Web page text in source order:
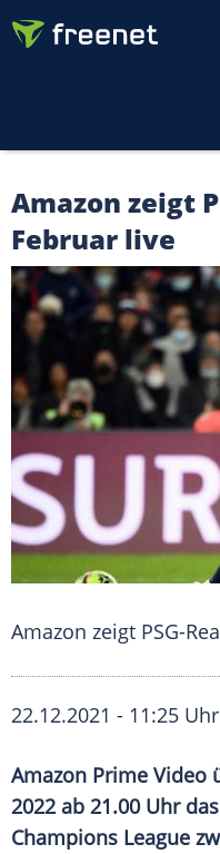
Amazon zeigt
Februar live
Amazon zeigt PSG-
22.12.2021 - 11:25 Uhr
Amazon Prime Video
2022 ab 21.00 Uhr
Champions League